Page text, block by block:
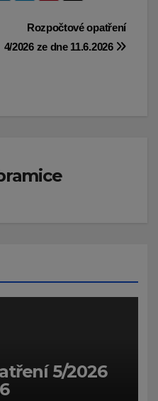
Rozpočtové opatření
4/2026 ze dne 11.6.2026
5/2026